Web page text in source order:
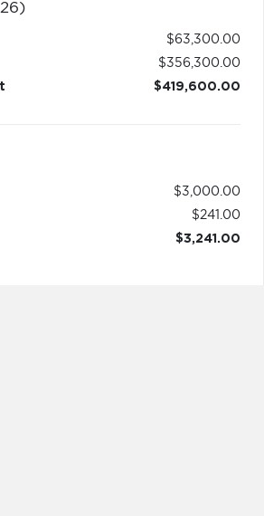
$63,300.00
$356,300.00
$419,600.00
$3,000.00
$241.00
$3,241.00